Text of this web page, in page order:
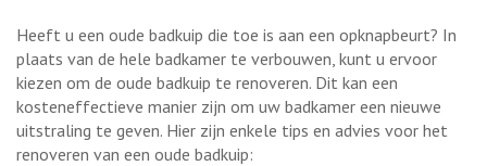
Heeft u een oude badkuip die toe is aan een opknapbeurt? In
plaats van de hele badkamer te verbouwen, kunt u ervoor
kiezen om de oude badkuip te renoveren. Dit kan een
kosteneffectieve manier zijn om uw badkamer een nieuwe
uitstraling te geven. Hier zijn enkele tips en advies voor het
renoveren van een oude badkuip: